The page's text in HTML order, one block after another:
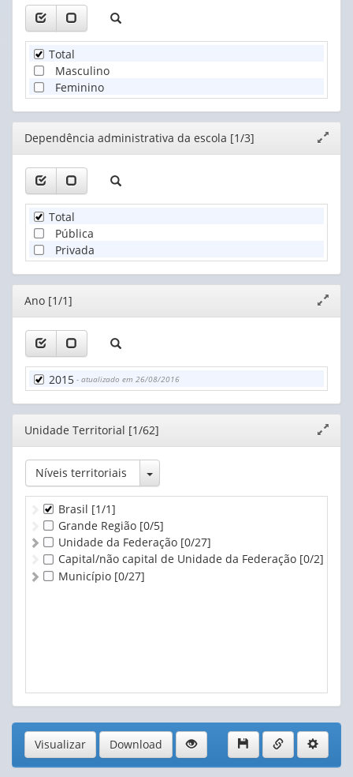
Total
Masculino
Feminino
Editor
janela
Dependência administrativa da escola [1/3]
Total
Pública
Privada
Editor
janela
Ano [1/1]
2015 - atualizado em 26/08/2016
Editor
janela
Unidade Territorial [1/62]
Níveis territoriais Toggle Dropdown
Brasil [1/1]
Grande Região [0/5]
Unidade da Federação [0/27]
Capital/não capital de Unidade da Federação [0/2]
Município [0/27]
Visualizar Download